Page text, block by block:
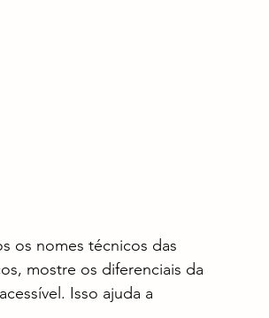
os nomes técnicos das
mostre os diferenciais da
Isso ajuda a